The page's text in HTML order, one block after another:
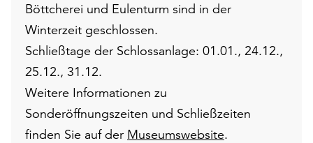
Böttcherei und Eulenturm sind in der
Winterzeit geschlossen.
Schließtage der Schlossanlage: 01.01., 24.12.,
25.12., 31.12.
Weitere Informationen zu
Sonderöffnungszeiten und Schließzeiten
finden Sie auf der Museumswebsite.